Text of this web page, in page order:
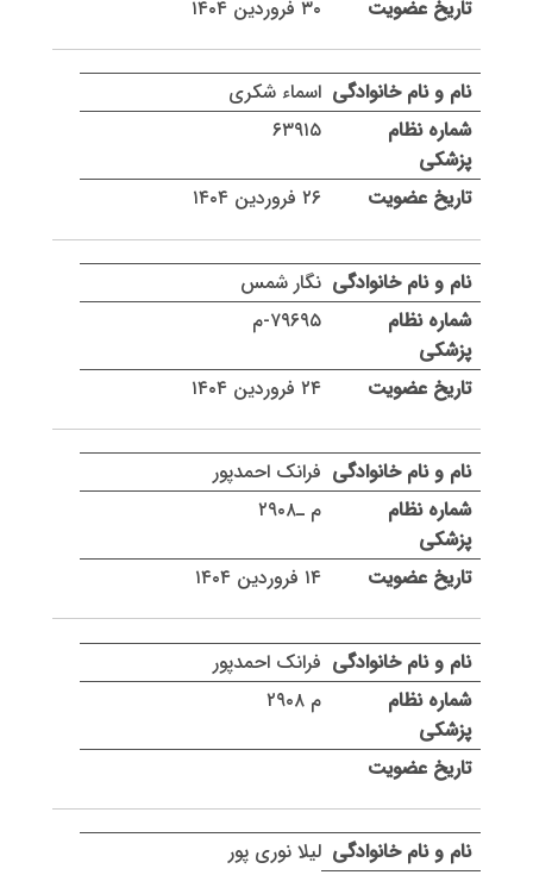
۳۰ فروردین ۱۴۰۴
اسماء شکری
۶۳۹۱۵
۲۶ فروردین ۱۴۰۴
نگار شمس
۷۹۶۹۵-م
۲۴ فروردین ۱۴۰۴
فرانک احمدپور
م ـ۲۹۰۸
۱۴ فروردین ۱۴۰۴
فرانک احمدپور
م ۲۹۰۸
لیلا نوری پور